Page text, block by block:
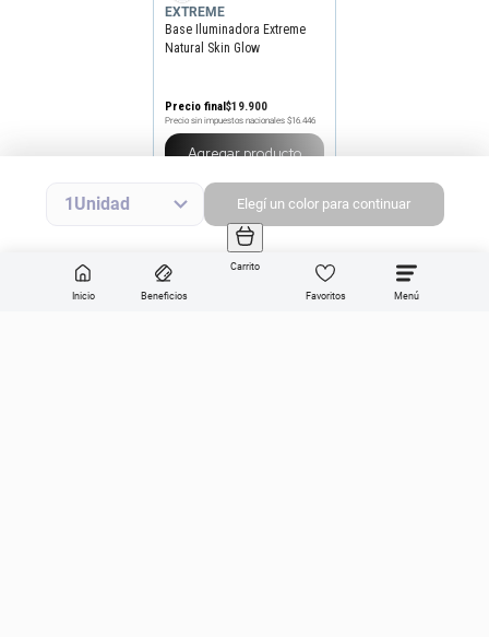
Inicio Beneficios
Carrito
Favoritos
1 Elegí un color para continuar
EXTREME
Base Iluminadora Extreme
Natural Skin Glow
Precio final$19.900
Precio sin impuestos nacionales $16.446
Agregar producto